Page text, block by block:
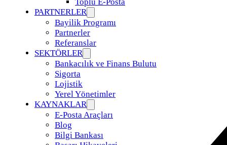
Toplu E-Posta
PARTNERLER
Bayilik Programı
Partnerler
Referanslar
SEKTÖRLER
Bankacılık ve Finans Bulutu
Sigorta
Lojistik
Yerel Yönetimler
KAYNAKLAR
E-Posta Araçları
Blog
Bilgi Bankası